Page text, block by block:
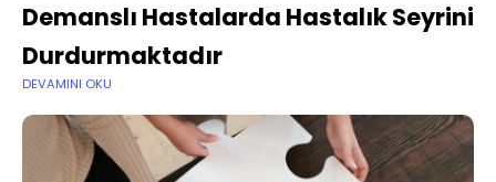
Demanslı Hastalarda Hastalık Seyrini
Durdurmaktadır
DEVAMINI OKU